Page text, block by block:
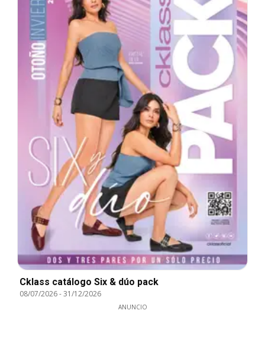
Cklass catálogo Six & dúo pack
08/07/2026-31/12/2026
ANUNCIO